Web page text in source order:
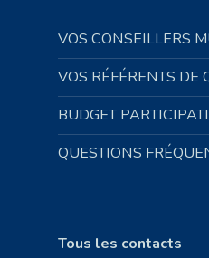
VOS CONSEILLERS
VOS RÉFÉRENTS DE
BUDGET
QUESTIONS
Tous les contacts